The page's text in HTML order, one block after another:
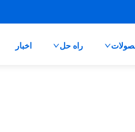
راه حل اخبار